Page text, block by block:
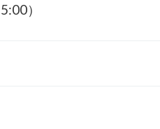
）